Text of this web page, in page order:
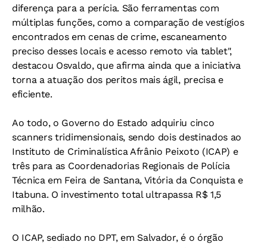
diferença para a perícia. São ferramentas com
múltiplas funções, como a comparação de vestígios
encontrados em cenas de crime, escaneamento
preciso desses locais e acesso remoto via tablet",
destacou Osvaldo, que afirma ainda que a iniciativa
torna a atuação dos peritos mais ágil, precisa e
eficiente.
Ao todo, o Governo do Estado adquiriu cinco
scanners tridimensionais, sendo dois destinados ao
Instituto de Criminalística Afrânio Peixoto (ICAP) e
três para as Coordenadorias Regionais de Polícia
Técnica em Feira de Santana, Vitória da Conquista e
Itabuna. O investimento total ultrapassa R$ 1,5
milhão.
O ICAP, sediado no DPT, em Salvador, é o órgão